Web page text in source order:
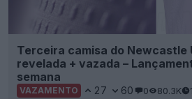
Terceira camisa do Newcastle
revelada + vazada –
semana
VAZAMENTO 27 60 0 80.3K